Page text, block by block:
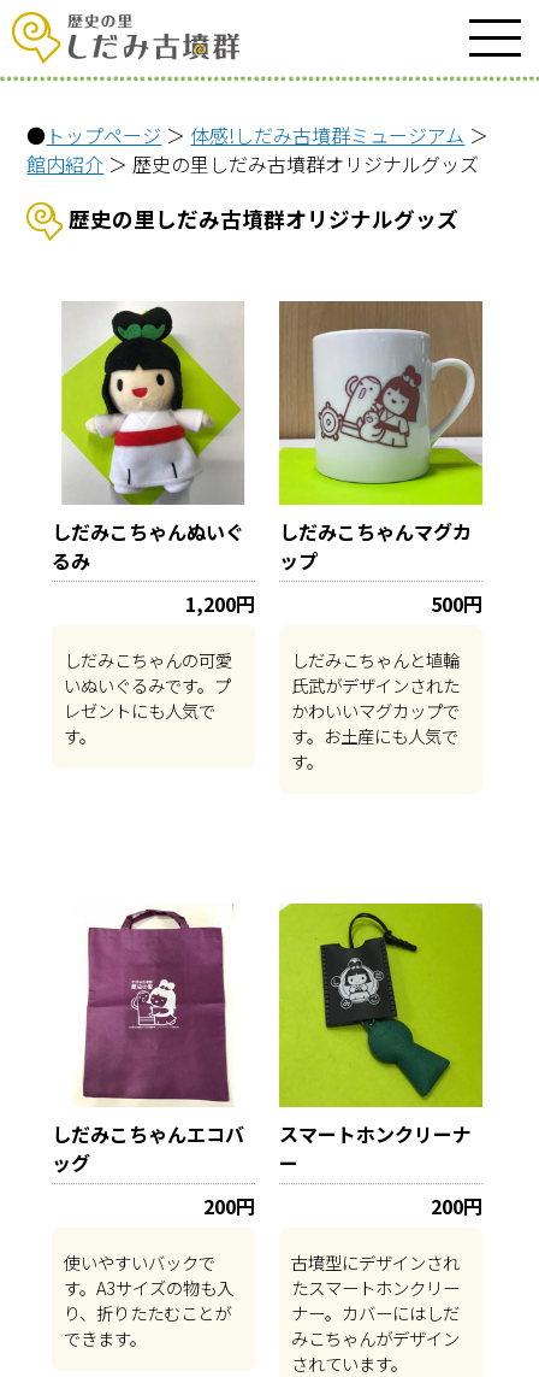
● トップページ ＞ 体感!しだみ古墳群ミュージアム ＞
館内紹介 ＞ 歴史の里しだみ古墳群オリジナルグッズ
歴史の里しだみ古墳群オリジナルグッズ
しだみこちゃんぬいぐ
るみ
1,200円
しだみこちゃんの可愛
いぬいぐるみです。プ
レゼントにも人気で
す。
しだみこちゃんマグカ
ップ
500円
しだみこちゃんと埴輪
氏武がデザインされた
かわいいマグカップで
す。お土産にも人気で
す。
しだみこちゃんエコバ
ッグ
200円
使いやすいバックで
す。A3サイズの物も入
り、折りたたむことが
できます。
スマートホンクリーナ
ー
200円
古墳型にデザインされ
たスマートホンクリー
ナー。カバーにはしだ
みこちゃんがデザイン
されています。